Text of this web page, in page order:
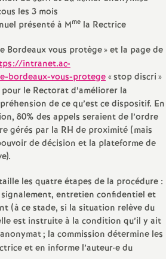
c
o
n
d
d
e
g
r
les 3 mois
présenté à Mme la Rectrice
Bordeaux vous protège» et la page de
intranet.ac-
bordeaux-vous-protege«stop discri»
le Rectorat d’améliorer la
de ce qu’est ce dispositif. En
80% des appels seraient de l’ordre
gérés par la RH de proximité (mais
de décision et la plateforme de
les quatre étapes de la procédure :
entretien confidentiel et
(à ce stade, si la situation relève du
est instruite à la condition qu’il y ait
; la commission détermine les
et en informe l’auteur·e du